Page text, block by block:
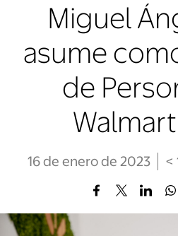
Miguel
asume
de
16 de enero de 2023 <